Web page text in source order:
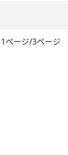
1ページ/3ページ